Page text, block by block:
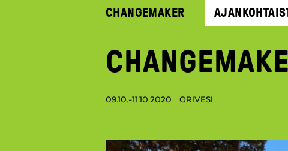
CHANGEMAKER
09.10.-11.10.2020 ORIVESI